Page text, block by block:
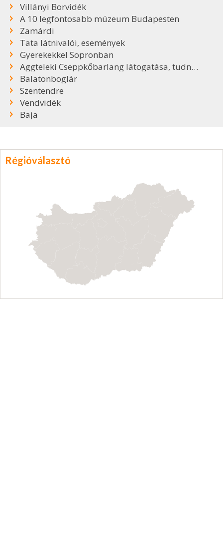
Villányi Borvidék
A 10 legfontosabb múzeum Budapesten
Zamárdi
Tata látnivalói, események
Gyerekekkel Sopronban
Aggteleki Cseppkőbarlang látogatása, tudnivalók
Balatonboglár
Szentendre
Vendvidék
Baja
Régióválasztó